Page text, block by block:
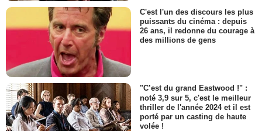
C'est l'un des discours les plus
puissants du cinéma : depuis
26 ans, il redonne du courage à
des millions de gens
"C’est du grand Eastwood !" :
noté 3,9 sur 5, c'est le meilleur
thriller de l'année 2024 et il est
porté par un casting de haute
volée !